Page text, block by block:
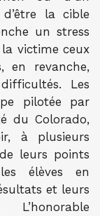
la cible
un stress
victime ceux
en revanche,
Les
pilotée par
du Colorado,
à plusieurs
leurs points
élèves en
et leurs